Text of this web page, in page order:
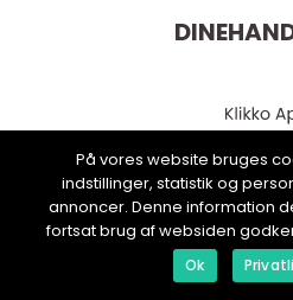
web:
På vores website bruges
indstillinger, statistik og
annoncer. Denne information
fortsat brug af websiden
Ok